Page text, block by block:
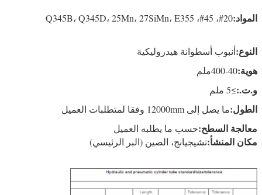
المواد:20#، 45#، Q345B، Q345D، 25Mn، 27SiMn، E355
النوع:أنبوب أسطوانة هيدروليكية
هوية:40-400ملم
و.ت.:≥5 ملم
الطول:ما يصل إلى 12000mm وفقا لمتطلبات العميل
معالجة السطح:حسب ما يطلبه العميل
مكان المنشأ:تشيجيانج، الصين (البر الرئيسي)